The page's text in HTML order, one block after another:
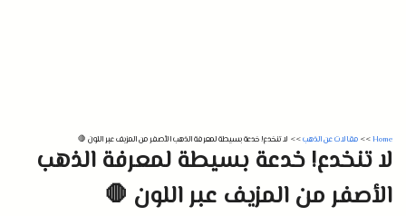
Home
>> مقالات عن الذهب>> لا تنخدع! خدعة بسيطة لمعرفة الذهب الأصفر من المزيف عبر اللون 🛑
لا تنخدع! خدعة بسيطة لمعرفة الذهب
الأصفر من المزيف عبر اللون 🛑